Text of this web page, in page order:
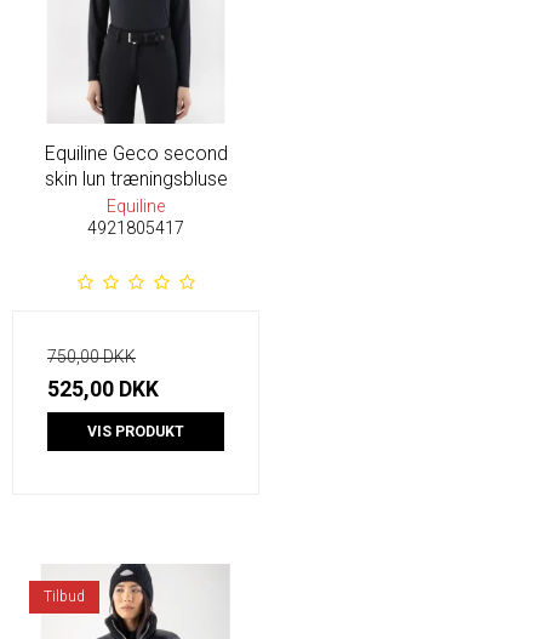
Equiline Geco second
skin lun træningsbluse
Equiline
4921805417
750,00 DKK
525,00 DKK
VIS PRODUKT
Tilbud